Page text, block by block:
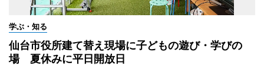
学ぶ・知る
仙台市役所建て替え現場に子どもの遊び・学びの
場 夏休みに平日開放日